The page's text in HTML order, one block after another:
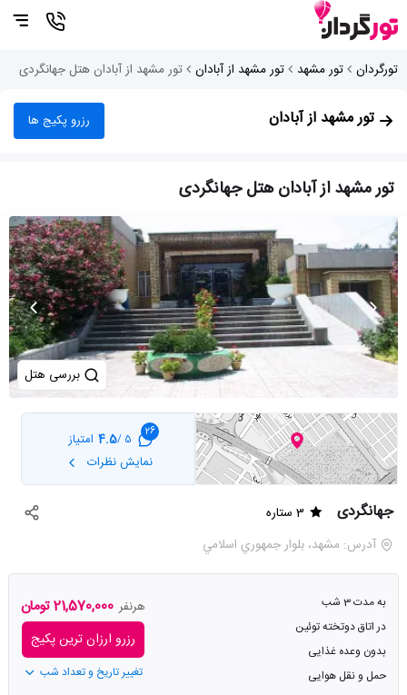
تورگردان تور مشهد تور مشهد از آبادان تور مشهد از آبادان هتل جهانگردی
تور مشهد از آبادان رزرو پکیج ها
تور مشهد از آبادان هتل جهانگردی
بررسی هتل
26
5 /
4.5 امتیاز
نمایش نظرات
جهانگردی
3 ستاره
آدرس: مشهد، بلوار جمهوري اسلامي
به مدت 3 شب
در اتاق دوتخته توئین
بدون وعده غذایی
حمل و نقل هوایی
هرنفر 21,570,000 تومان
رزرو ارزان ترین پکیج
تغییر تاریخ و تعداد شب